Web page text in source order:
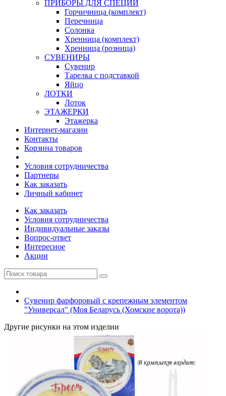
ПРИБОРЫ ДЛЯ СПЕЦИЙ
Горчичница (комплект)
Перечница
Солонка
Хренница (комплект)
Хренница (розница)
СУВЕНИРЫ
Сувенир
Тарелка с подставкой
Яйцо
ЛОТКИ
Лоток
ЭТАЖЕРКИ
Этажерка
Интернет-магазин
Контакты
Корзина товаров
Условия сотрудничества
Партнеры
Как заказать
Личный кабинет
Как заказать
Условия сотрудничества
Индивидуальные заказы
Вопрос-ответ
Интересное
Акции
Сувенир фарфоровый с крепежным элементом
"Универсал" (Моя Беларусь (Хомские ворота))
Другие рисунки на этом изделии